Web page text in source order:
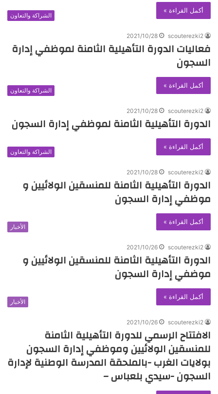
أكمل القراءة »
الشراكة والتعاون
scouterezki2
2021/10/28
فعاليات الدورة التأهيلية الثامنة لموظفي إدارة
السجون
أكمل القراءة »
الشراكة والتعاون
scouterezki2
2021/10/28
الدورة التأهيلية الثامنة لموظفي إدارة السجون
أكمل القراءة »
الشراكة والتعاون
scouterezki2
2021/10/28
الدورة التأهيلية الثامنة للمنسقين الولائيين و
موظفي إدارة السجون
أكمل القراءة »
الأخبار
scouterezki2
2021/10/26
الدورة التأهيلية الثامنة للمنسقين الولائيين و
موضفي إدارة السجون
أكمل القراءة »
الأخبار
scouterezki2
2021/10/26
الافتتاح الرسمي للدورة التأهيلية الثامنة
للمنسقين الولائيين وموظفي إدارة السجون
بولايات الغرب -بالملحقة المدرسة الوطنية لإدارة
السجون -سيدي بلعباس –